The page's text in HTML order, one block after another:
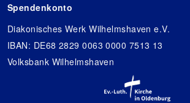
Spendenkonto
Diakonisches Werk Wilhelmshaven e.V.
IBAN: DE68 2829 0063 0000 7513 13
Volksbank Wilhelmshaven